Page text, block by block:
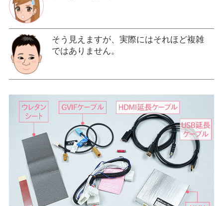
そう見えますが、実際にはそれほど複雑
ではありません。